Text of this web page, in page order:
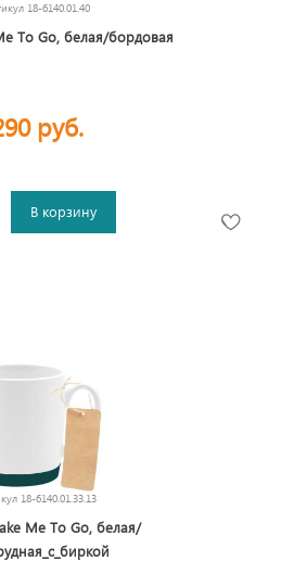
18-6140.01.40
To Go, белая/бордовая
руб.
В корзину
18-6140.01.33.13
Me To Go, белая/